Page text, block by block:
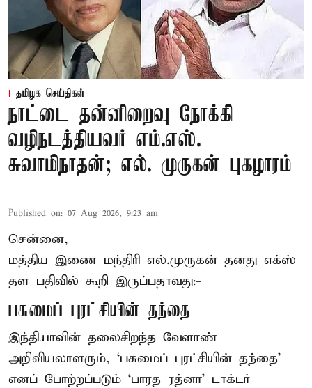
தமிழக செய்திகள்
நாட்டை தன்னிறைவு நோக்கி
வழிநடத்தியவர் எம்.எஸ்.
சுவாமிநாதன்; எல். முருகன் புகழாரம்
Published on: 07 Aug 2026, 9:23 am
சென்னை,
மத்திய இணை மந்திரி எல்.முருகன் தனது எக்ஸ்
தள பதிவில் கூறி இருப்பதாவது:-
பசுமைப் புரட்சியின் தந்தை
இந்தியாவின் தலைசிறந்த வேளாண்
அறிவியலாளரும், ‘பசுமைப் புரட்சியின் தந்தை’
எனப் போற்றப்படும் ‘பாரத ரத்னா’ டாக்டர்